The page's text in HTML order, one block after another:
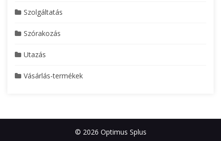
Szolgáltatás
Szórakozás
Utazás
Vásárlás-termékek
© 2026 Optimus Splus